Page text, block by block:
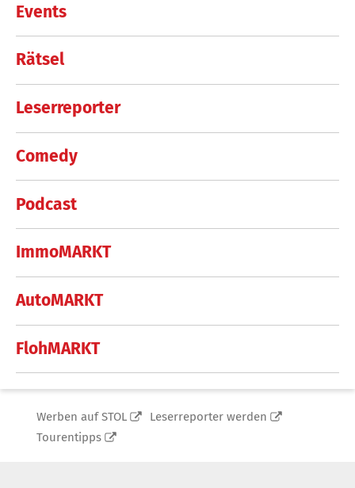
Events
Rätsel
Leserreporter
Comedy
Podcast
ImmoMARKT
AutoMARKT
FlohMARKT
Werben auf STOL
Leserreporter werden
Tourentipps